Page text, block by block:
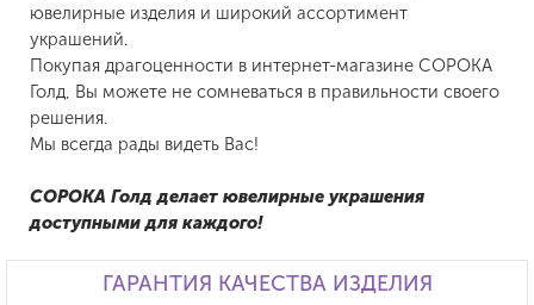
ювелирные изделия и широкий ассортимент
украшений.
Покупая драгоценности в интернет-магазине СОРОКА
Голд, Вы можете не сомневаться в правильности своего
решения.
Мы всегда рады видеть Вас!
СОРОКА Голд делает ювелирные украшения
доступными для каждого!
ГАРАНТИЯ КАЧЕСТВА ИЗДЕЛИЯ